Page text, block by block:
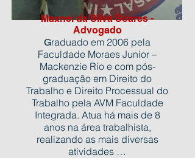
Maxnei da Silva Soares -
Advogado
Graduado em 2006 pela
Faculdade Moraes Junior –
Mackenzie Rio e com pós-
graduação em Direito do
Trabalho e Direito Processual do
Trabalho pela AVM Faculdade
Integrada. Atua há mais de 8
anos na área trabalhista,
realizando as mais diversas
atividades …